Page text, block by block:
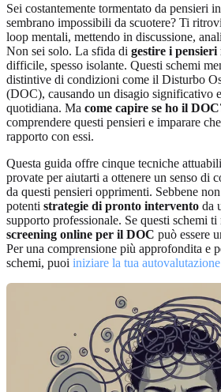
Sei costantemente tormentato da pensieri
sembrano impossibili da scuotere? Ti
loop mentali, mettendo in discussione,
Non sei solo. La sfida di gestire i
difficile, spesso isolante. Questi schemi
distintive di condizioni come il Disturbo
(DOC), causando un disagio significativo
quotidiana. Ma come capire se ho il
comprendere questi pensieri e imparare
rapporto con essi.
Questa guida offre cinque tecniche
provate per aiutarti a ottenere un senso di
da questi pensieri opprimenti. Sebbene
potenti strategie di pronto intervento da
supporto professionale. Se questi schemi
screening online per il DOC può essere
Per una comprensione più approfondita e
schemi, puoi iniziare la tua autovalutazione